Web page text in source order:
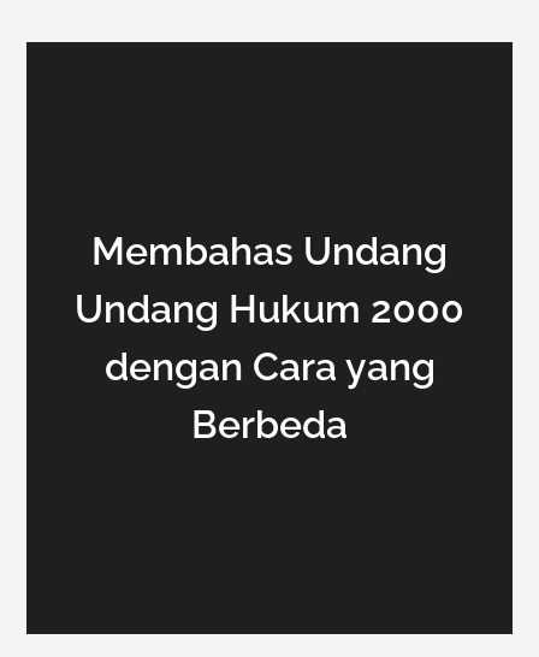
Membahas Undang
Undang Hukum 2000
dengan Cara yang
Berbeda